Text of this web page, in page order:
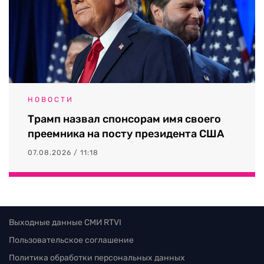
НОВОСТИ
Трамп назвал спонсорам имя своего
преемника на посту президента США
07.08.2026 / 11:18
Выходные данные СМИ RTVI
Пользовательское соглашение
Политика обработки персональных данных